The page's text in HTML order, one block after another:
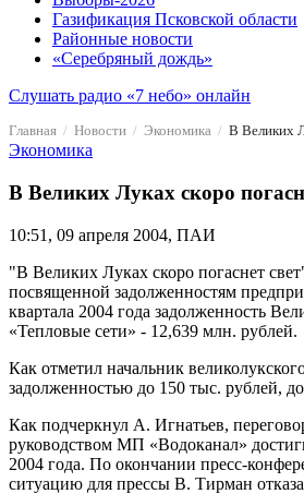
Газификация Псковской области
Районные новости
«Серебряный дождь»
Слушать радио «7 небо» онлайн
Главная Новости Экономика В Великих
Экономика
В Великих Луках скоро
10:51, 09 апреля 2004, ПАИ
"В Великих Луках скоро погаснет
посвященной задолженностям
квартала 2004 года задолженность
«Тепловые сети» - 12,639 млн. рублей.
Как отметил начальник
задолженностью до 150 тыс. рублей,
Как подчеркнул А. Игнатьев,
руководством МП «Водоканал»
2004 года. По окончании пресс-
ситуацию для прессы В. Тирман